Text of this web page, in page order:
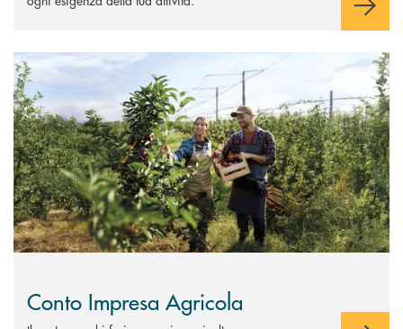
Scopri di più Conto Impresa Agricola
Conto Impresa Agricola